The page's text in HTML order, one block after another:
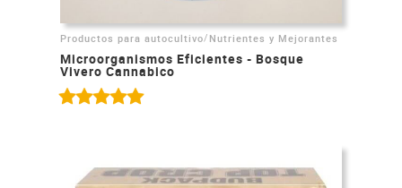
Productos para autocultivo/ Nutrientes y Mejorantes
Microorganismos Eficientes - Bosque
Vivero Cannabico